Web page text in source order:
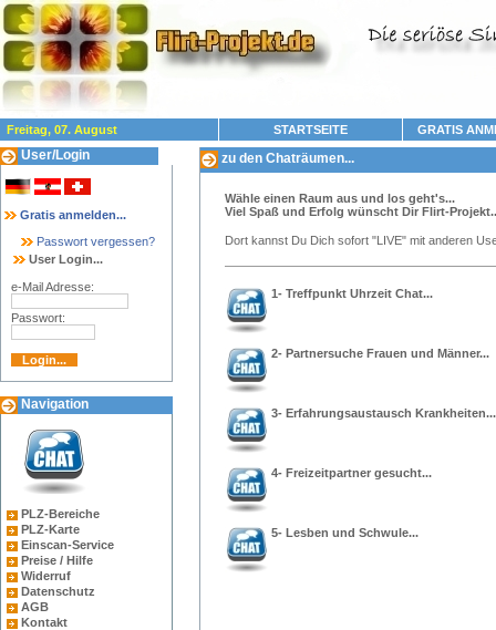
Freitag, 07. August STARTSEITE GRATIS
User/Login
Gratis anmelden...
Passwort vergessen?
User Login...
e-Mail Adresse:
Passwort:
Navigation
PLZ-Bereiche
PLZ-Karte
Einscan-Service
Preise / Hilfe
Widerruf
Datenschutz
AGB
Kontakt
zu den Chaträumen...
Wähle einen Raum aus und los geht's...
Viel Spaß und Erfolg wünscht Dir Flirt-
Dort kannst Du Dich sofort "LIVE" mit anderen
1- Treffpunkt Uhrzeit Chat...
2- Partnersuche Frauen und Männer...
3- Erfahrungsaustausch Krankheiten...
4- Freizeitpartner gesucht...
5- Lesben und Schwule...